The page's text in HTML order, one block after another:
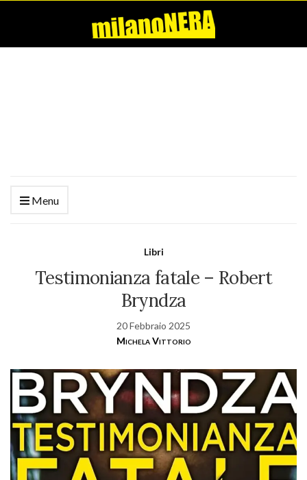
Menu
Libri
Testimonianza fatale – Robert
Bryndza
20 Febbraio 2025
Michela Vittorio